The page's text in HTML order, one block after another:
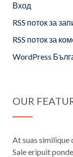
Вход
RSS поток за
RSS поток за
WordPress
OUR
At suas similique
Sale eripuit